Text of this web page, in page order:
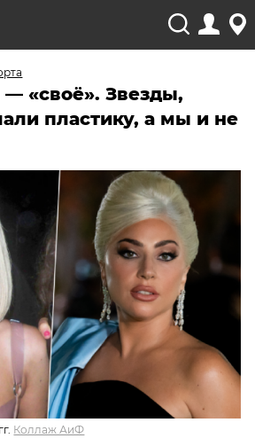
«своё». Звезды,
пластику, а мы и не
Коллаж АиФ